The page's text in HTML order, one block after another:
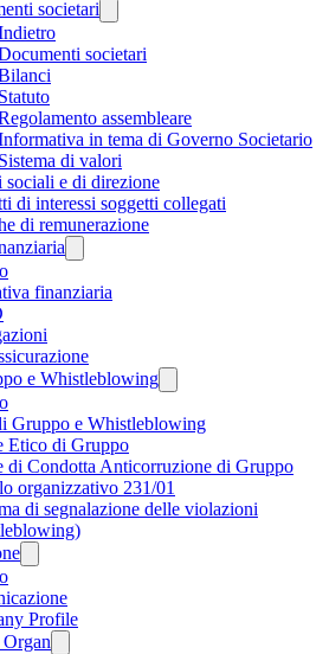
societari
societari
Statuto
assembleare
in tema di Governo Societario
Sistema di valori
sociali e di direzione
di interessi soggetti collegati
di remunerazione
finanziaria
e Whistleblowing
Gruppo e Whistleblowing
Etico di Gruppo
di Condotta Anticorruzione di Gruppo
organizzativo 231/01
di segnalazione delle violazioni
Profile